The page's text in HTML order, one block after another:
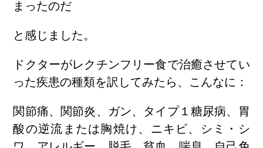
まったのだ
と感じました。
ドクターがレクチンフリー食で治癒させてい
った疾患の種類を訳してみたら、こんなに：
関節痛、関節炎、ガン、タイプ１糖尿病、胃
酸の逆流または胸焼け、ニキビ、シミ・シ